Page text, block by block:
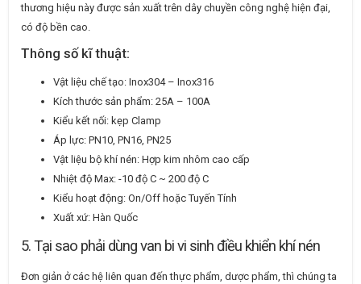
thương hiệu này được sản xuất trên dây chuyền công nghệ hiện đại,
có độ bền cao.
Thông số kĩ thuật:
Vật liệu chế tạo: Inox304 – Inox316
Kích thước sản phẩm: 25A – 100A
Kiểu kết nối: kẹp Clamp
Áp lực: PN10, PN16, PN25
Vật liệu bộ khí nén: Hợp kim nhôm cao cấp
Nhiệt độ Max: -10 độ C ~ 200 độ C
Kiểu hoạt động: On/Off hoặc Tuyến Tính
Xuất xứ: Hàn Quốc
5. Tại sao phải dùng van bi vi sinh điều khiển khí nén
Đơn giản ở các hệ liên quan đến thực phẩm, dược phẩm, thì chúng ta